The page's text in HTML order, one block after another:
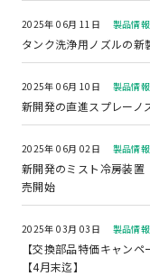
2025年 06月 11日 製品情報
タンク洗浄用ノズルの新
2025年 06月 10日 製品情報
新開発の直進スプレーノ
2025年 06月 02日 製品情報
新開発のミスト冷房装置
売開始
2025年 03月 03日 製品情報
【交換部品特価キャン
【4月末迄】